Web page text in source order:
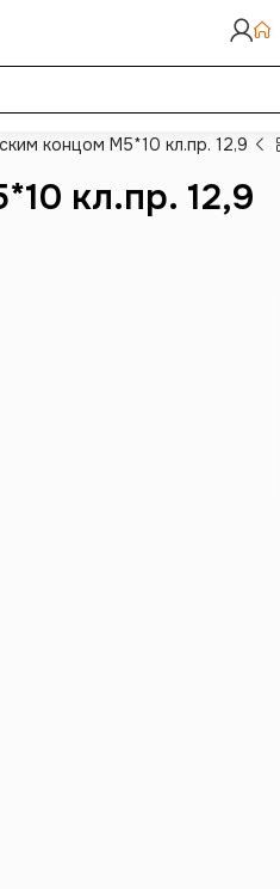
концом М5*10 кл.пр. 12,9
кл.пр. 12,9